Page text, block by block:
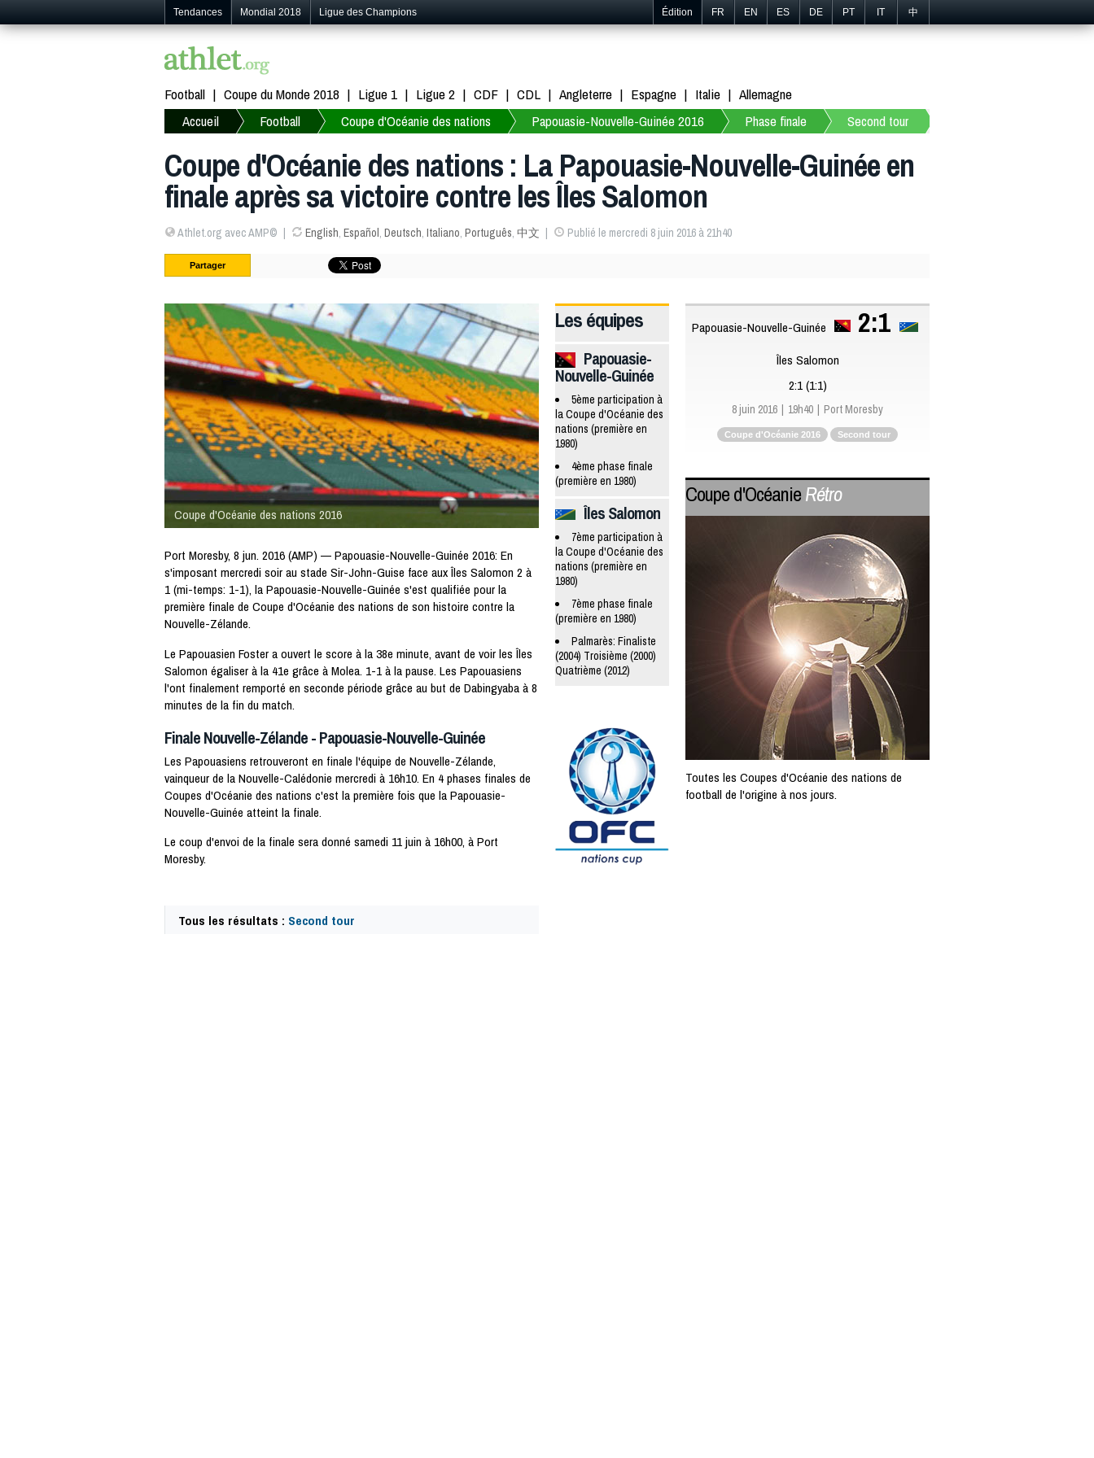
Tendances Mondial 2018 Ligue des Champions Édition FR EN ES DE PT IT 中
Football Coupe du Monde 2018 Ligue 1 Ligue 2 CDF CDL Angleterre Espagne Italie
Allemagne
Accueil
Football Coupe d'Océanie des nations Papouasie-Nouvelle-Guinée 2016 Phase finale Second tour
Coupe d'Océanie des nations : La Papouasie-Nouvelle-Guinée en
finale après sa victoire contre les Îles Salomon
Athlet.org avec AMP© English, Español, Deutsch, Italiano, Português, 中文 Publié le mercredi 8 juin 2016 à 21h40
Partager
Coupe d'Océanie des nations 2016
Port Moresby, 8 jun. 2016 (AMP) — Papouasie-Nouvelle-Guinée 2016: En
s'imposant mercredi soir au stade Sir-John-Guise face aux Îles Salomon 2 à
1 (mi-temps: 1-1), la Papouasie-Nouvelle-Guinée s'est qualifiée pour la
première finale de Coupe d'Océanie des nations de son histoire contre la
Nouvelle-Zélande.
Le Papouasien Foster a ouvert le score à la 38e minute, avant de voir les Îles
Salomon égaliser à la 41e grâce à Molea. 1-1 à la pause. Les Papouasiens
l'ont finalement remporté en seconde période grâce au but de Dabingyaba à 8
minutes de la fin du match.
Finale Nouvelle-Zélande - Papouasie-Nouvelle-Guinée
Les Papouasiens retrouveront en finale l'équipe de Nouvelle-Zélande,
vainqueur de la Nouvelle-Calédonie mercredi à 16h10. En 4 phases finales de
Coupes d'Océanie des nations c'est la première fois que la Papouasie-
Nouvelle-Guinée atteint la finale.
Le coup d'envoi de la finale sera donné samedi 11 juin à 16h00, à Port
Moresby.
Tous les résultats : Second tour
Les équipes
Papouasie-
Nouvelle-Guinée
5ème participation à
la Coupe d'Océanie des
nations (première en
1980)
4ème phase finale
(première en 1980)
Îles Salomon
7ème participation à
la Coupe d'Océanie des
nations (première en
1980)
7ème phase finale
(première en 1980)
Palmarès: Finaliste
(2004) Troisième (2000)
Quatrième (2012)
Papouasie-Nouvelle-Guinée 2:1
Îles Salomon
2:1 (1:1)
8 juin 2016 19h40 Port Moresby
Coupe d'Océanie 2016 Second tour
Coupe d'OcéanieRétro
Toutes les Coupes d'Océanie des nations de
football de l'origine à nos jours.